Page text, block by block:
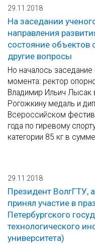
29.11.2018
На заседании
направления
состояние объектов
другие вопросы
Но началось заседание
момента: ректор
Владимир Ильич Лысак
Рогожкину медаль и
Всероссийском
года по гиревому
категории 85 кг в
29.11.2018
Президент ВолгГТУ,
принял участие в
Петербургского
технологического
университета)